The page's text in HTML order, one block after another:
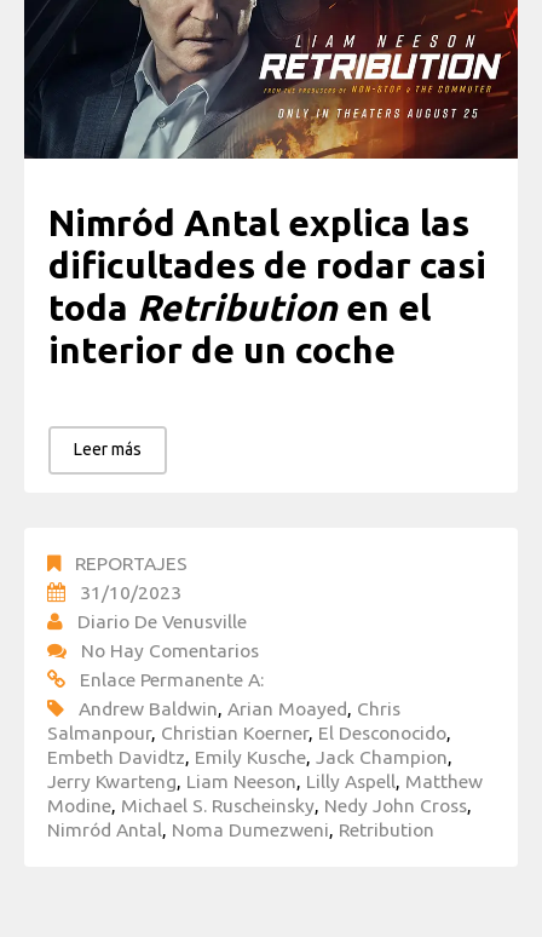
Nimród Antal explica las
dificultades de rodar casi
toda Retributionen el
interior de un coche
Leer más
REPORTAJES
31/10/2023
Diario De Venusville
No Hay Comentarios
Enlace Permanente A:
Andrew Baldwin, Arian Moayed, Chris
Salmanpour, Christian Koerner, El Desconocido,
Embeth Davidtz, Emily Kusche, Jack Champion,
Jerry Kwarteng, Liam Neeson, Lilly Aspell, Matthew
Modine, Michael S. Ruscheinsky, Nedy John Cross,
Nimród Antal, Noma Dumezweni, Retribution